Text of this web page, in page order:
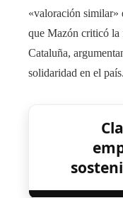
«valoración similar»
que Mazón criticó la
Cataluña,
solidaridad en el país.